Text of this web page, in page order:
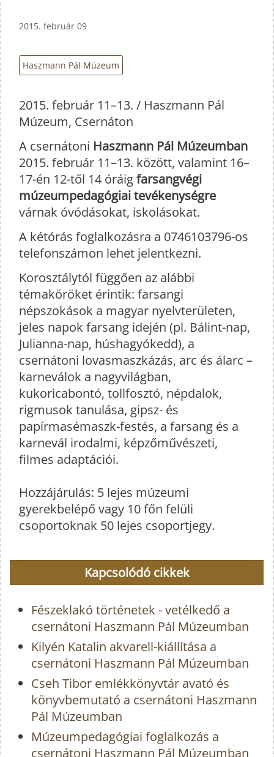
2015. február 09
Haszmann Pál Múzeum
2015. február 11–13. / Haszmann Pál
Múzeum, Csernáton
A csernátoni Haszmann Pál Múzeumban
2015. február 11–13. között, valamint 16–
17-én 12-től 14 óráigfarsangvégi
múzeumpedagógiai tevékenységre
várnak óvódásokat, iskolásokat.
A kétórás foglalkozásra a 0746103796-os
telefonszámon lehet jelentkezni.
Korosztálytól függően az alábbi
témaköröket érintik: farsangi
népszokások a magyar nyelvterületen,
jeles napok farsang idején (pl. Bálint-nap,
Julianna-nap, húshagyókedd), a
csernátoni lovasmaszkázás, arc és álarc –
karneválok a nagyvilágban,
kukoricabontó, tollfosztó, népdalok,
rigmusok tanulása, gipsz- és
papírmasémaszk-festés, a farsang és a
karnevál irodalmi, képzőművészeti,
filmes adaptációi.
Hozzájárulás: 5 lejes múzeumi
gyerekbelépő vagy 10 főn felüli
csoportoknak 50 lejes csoportjegy.
Kapcsolódó cikkek
Fészeklakó történetek - vetélkedő a
csernátoni Haszmann Pál Múzeumban
Kilyén Katalin akvarell-kiállítása a
csernátoni Haszmann Pál Múzeumban
Cseh Tibor emlékkönyvtár avató és
könyvbemutató a csernátoni Haszmann
Pál Múzeumban
Múzeumpedagógiai foglalkozás a
csernátoni Haszmann Pál Múzeumban